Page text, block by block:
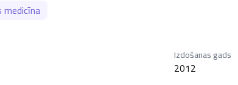
Izdošanas gads
2012